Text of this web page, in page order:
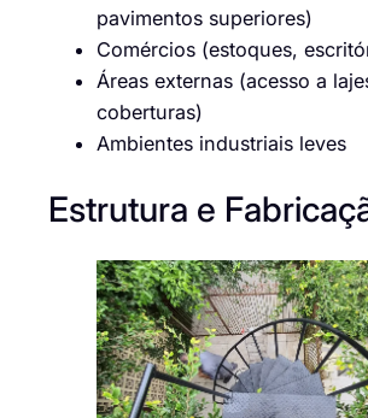
pavimentos superiores)
Comércios (estoques,
Áreas externas (acesso a
coberturas)
Ambientes industriais leves
Estrutura e